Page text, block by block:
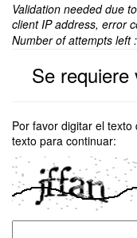
Validation needed due
client IP address, error
Number of attempts left :
Se requiere
Por favor digitar el
texto para continuar: